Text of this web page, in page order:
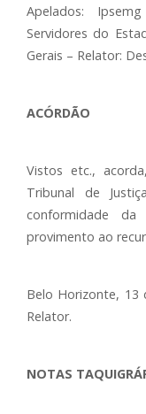
Apelados:
Servidores do
Gerais – Relator:
ACÓRDÃO
Vistos etc.,
Tribunal de
conformidade
provimento ao
Belo Horizonte, 13
Relator.
NOTAS